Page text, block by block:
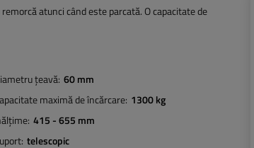
atunci când este parcată. O capacitate de
țeavă 60 mm
maximă de încărcare 1300 kg
415 - 655 mm
telescopic